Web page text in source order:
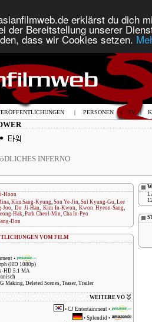
erklärst du dich
der Bereitstellung unserer
dass wir Cookies setzen.
| PERSONEN | TV |
INFERNO
Hoon
, Kim Sang-Kyung, Son Ye-Jin, Sul Kyung-Gu, Lee
Joo, Do Ji-Han, Kim In-Kwon,Kwon Hyeon-Sang,
Hak, Park Cheol-Min, Cha In-Pyo
Don
VOM FILM
•
(HD 1080p)
HD 5.1 MA
Making, Deleted Scenes, Teaser, Trailer
WEITERE VÖ
• CJ Entertainment •
• Splendid •